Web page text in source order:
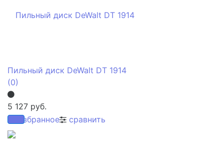
избранное сравнить
Пильный диск DeWalt DT 1914
(0)
5 127 руб.